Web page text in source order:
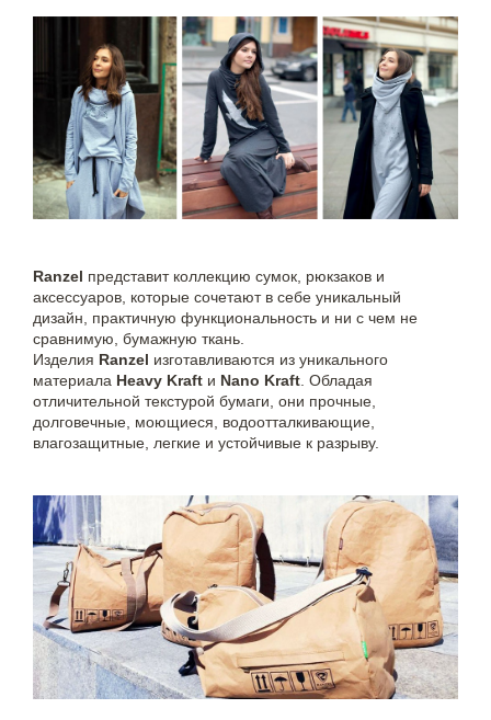
Ranzel представит коллекцию сумок, рюкзаков и
аксессуаров, которые сочетают в себе уникальный
дизайн, практичную функциональность и ни с чем не
сравнимую, бумажную ткань.
Изделия Ranzel изготавливаются из уникального
материала Heavy Kraft и Nano Kraft. Обладая
отличительной текстурой бумаги, они прочные,
долговечные, моющиеся, водоотталкивающие,
влагозащитные, легкие и устойчивые к разрыву.